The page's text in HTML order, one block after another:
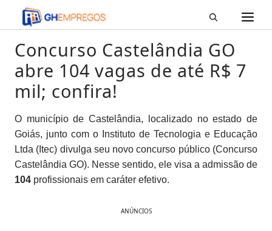
Pular
para
conteúdo
Concurso Castelândia GO
abre 104 vagas de até R$ 7
mil; confira!
O município de Castelândia, localizado no estado de
Goiás, junto com o Instituto de Tecnologia e Educação
Ltda (Itec) divulga seu novo concurso público (Concurso
Castelândia GO). Nesse sentido, ele visa a admissão de
104 profissionais em caráter efetivo.
ANÚNCIOS